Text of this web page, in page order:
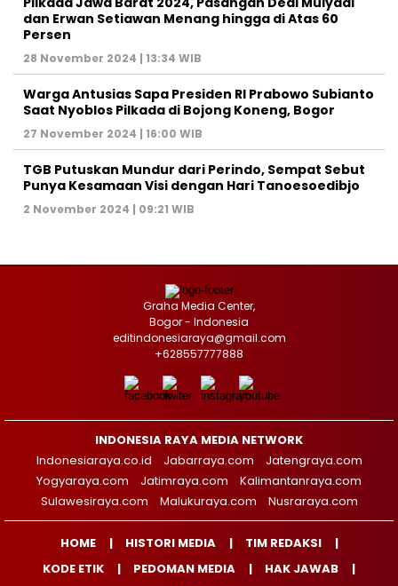
dan Erwan Setiawan Menang hingga di Atas 60
Persen
28 November 2024 | 13:34 WIB
Warga Antusias Sapa Presiden RI Prabowo Subianto
Saat Nyoblos Pilkada di Bojong Koneng, Bogor
27 November 2024 | 16:00 WIB
TGB Putuskan Mundur dari Perindo, Sempat Sebut
Punya Kesamaan Visi dengan Hari Tanoesoedibjo
2 November 2024 | 09:21 WIB
Graha Media Center,
Bogor - Indonesia
editindonesiaraya@gmail.com
+628557777888
INDONESIA RAYA MEDIA NETWORK
Indonesiaraya.co.id
Jabarraya.com
Jatengraya.com
Yogyaraya.com
Jatimraya.com
Kalimantanraya.com
Sulawesiraya.com
Malukuraya.com Nusraraya.com
HOME HISTORI MEDIA
TIM REDAKSI
KODE ETIK
PEDOMAN MEDIA
HAK JAWAB